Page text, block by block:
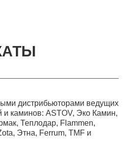
дистрибьюторами ведущих
и каминов: ASTOV, Эко Камин,
Теплодар, Flammen,
Этна, Ferrum, TMF и